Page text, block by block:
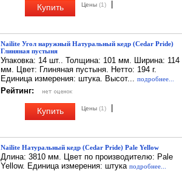
Купить Цены (1)
Nailite Угол наружный Натуральный кедр (Cedar Pride)
Глиняная пустыня
Упаковка: 14 шт.. Толщина: 101 мм. Ширина: 114
мм. Цвет: Глиняная пустыня. Нетто: 194 г.
Единица измерения: штука. Высот... подробнее...
Рейтинг:
Купить Цены (1)
Nailite Натуральный кедр (Cedar Pride) Pale Yellow
Длина: 3810 мм. Цвет по производителю: Pale
Yellow. Единица измерения: штука подробнее...